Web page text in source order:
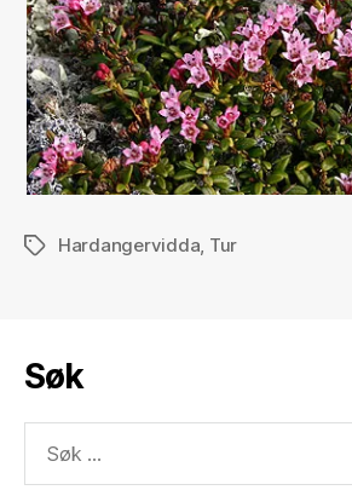
StikkordHardangervidda Tur
Søk
etter: